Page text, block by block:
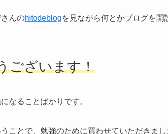
んのhitodeblogを見ながら何とかブログを開
ございます！
なることばかりです。
ことで、勉強のために買わせていただきまし